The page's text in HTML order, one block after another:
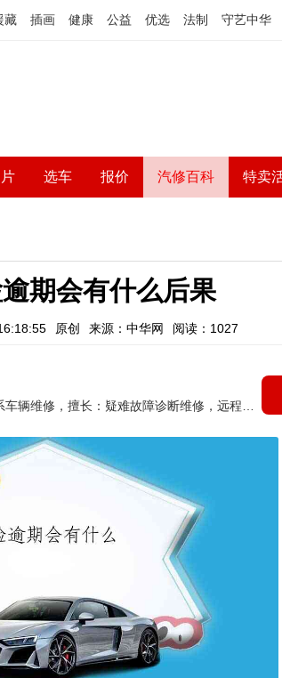
藏 插画 健康 公益 优选 法制 守艺中华
选车 报价 汽修百科 特卖
期会有什么后果
原创 来源：中华网 阅读：1027